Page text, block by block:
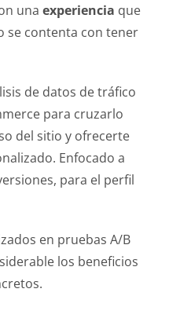
una experiencia que
se contenta con tener
de datos de tráfico
para cruzarlo
del sitio y ofrecerte
Enfocado a
para el perfil
en pruebas A/B
los beneficios